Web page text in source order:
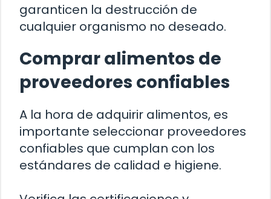
garanticen la destrucción de
cualquier organismo no deseado.
Comprar alimentos de
proveedores confiables
A la hora de adquirir alimentos, es
importante seleccionar proveedores
confiables que cumplan con los
estándares de calidad e higiene.